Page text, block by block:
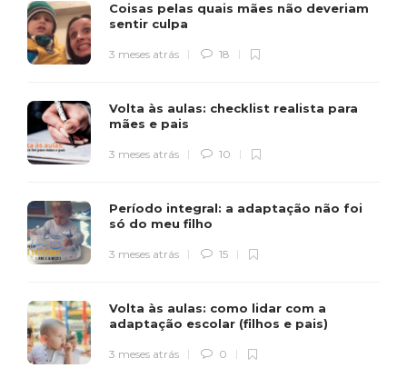
Coisas pelas quais mães não deveriam
sentir culpa
3 meses atrás 18
Volta às aulas: checklist realista para
mães e pais
3 meses atrás 10
Período integral: a adaptação não foi
só do meu filho
3 meses atrás 15
Volta às aulas: como lidar com a
adaptação escolar (filhos e pais)
3 meses atrás 0